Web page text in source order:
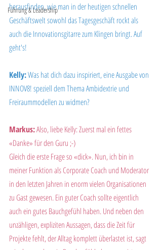
Führung & Leadership
herausfinden, wie man in der heutigen schnellen
Geschäftswelt sowohl das Tagesgeschäft rockt als
auch die Innovationsgitarre zum Klingen bringt. Auf
geht's!
Kelly: Was hat dich dazu inspiriert, eine Ausgabe von
INNOV8! speziell dem Thema Ambidextrie und
Freiraummodellen zu widmen?
Markus: Also, liebe Kelly: Zuerst mal ein fettes
«Danke» für den Guru ;-)
Gleich die erste Frage so «dick». Nun, ich bin in
meiner Funktion als Corporate Coach und Moderator
in den letzten Jahren in enorm vielen Organisationen
zu Gast gewesen. Ein guter Coach sollte eigentlich
auch ein gutes Bauchgefühl haben. Und neben den
unzähligen, expliziten Aussagen, dass die Zeit für
Projekte fehlt, der Alltag komplett überlastet ist, sagt